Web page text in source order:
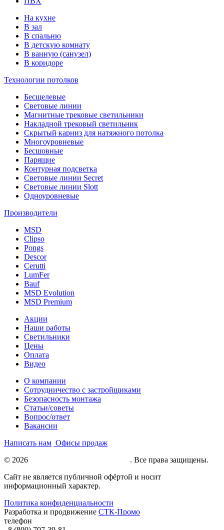
На кухне
В зал
В спальню
В детскую комнату
В ванную (санузел)
В коридоре
Технологии потолков
Бесщелевые
Световые линии
Магнитные трековые светильники
Накладной трековый светильник
Скрытый карниз для натяжного потолка
Многоуровневые
Бесшовные
Парящие
Контурная подсветка
Световые линии Secret
Световые линии Slott
Одноуровневые
Производители
MSD
Clipso
Pongs
Descor
Cerutti
LumFer
Bauf
MSD Evolution
MSD Premium
Акции
Наши работы
Светильники
Цены
Оплата
Видео
О компании
Сотрудничество с застройщиками
Безопасность монтажа
Статьи/советы
Вопрос/ответ
Вакансии
Написать нам Офисы продаж
© 2026
. Все права защищены.
Сайт не является публичной офёртой и носит
информационный характер.
Политика конфиденциальности
Разработка и продвижение СТК-Промо
телефон